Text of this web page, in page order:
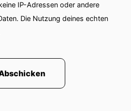
IP-Adressen oder andere
Die Nutzung deines echten